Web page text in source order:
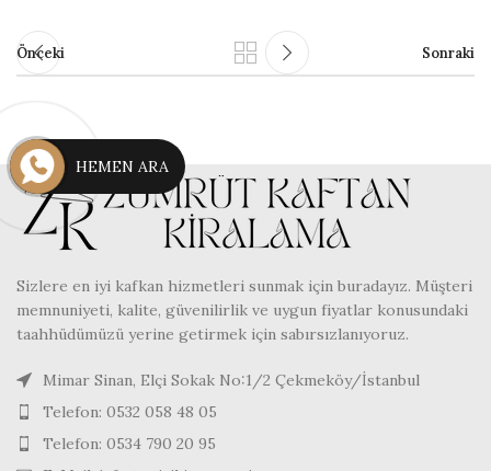
Önceki Sonraki
Sizlere en iyi kafkan hizmetleri sunmak için buradayız. Müşteri
memnuniyeti, kalite, güvenilirlik ve uygun fiyatlar konusundaki
taahhüdümüzü yerine getirmek için sabırsızlanıyoruz.
Mimar Sinan, Elçi Sokak No:1/2 Çekmeköy/İstanbul
Telefon: 0532 058 48 05
Telefon: 0534 790 20 95
HEMEN ARA